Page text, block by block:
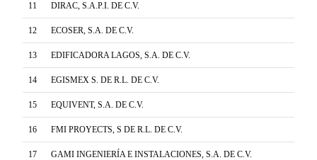
11 DIRAC, S.A.P.I. DE C.V.
12 ECOSER, S.A. DE C.V.
13 EDIFICADORA LAGOS, S.A. DE C.V.
14 EGISMEX S. DE R.L. DE C.V.
15 EQUIVENT, S.A. DE C.V.
16 FMI PROYECTS, S DE R.L. DE C.V.
17 GAMI INGENIERÍA E INSTALACIONES, S.A. DE C.V.